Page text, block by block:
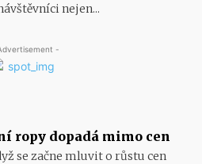
nejen...
-
ropy dopadá mimo cen
se začne mluvit o růstu cen